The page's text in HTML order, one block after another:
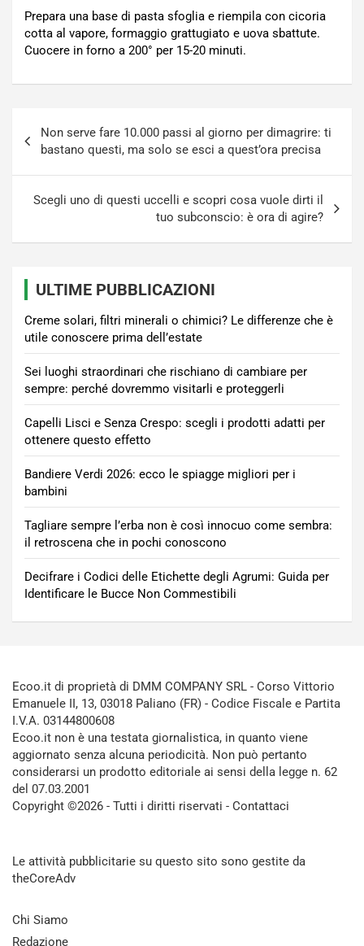
Prepara una base di pasta sfoglia e riempila con cicoria
cotta al vapore, formaggio grattugiato e uova sbattute.
Cuocere in forno a 200° per 15-20 minuti.
articoli
Non serve fare 10.000 passi al giorno per dimagrire: ti
bastano questi, ma solo se esci a quest’ora precisa
Scegli uno di questi uccelli e scopri cosa vuole dirti il
tuo subconscio: è ora di agire?
ULTIME PUBBLICAZIONI
Creme solari, filtri minerali o chimici? Le differenze che è
utile conoscere prima dell’estate
Sei luoghi straordinari che rischiano di cambiare per
sempre: perché dovremmo visitarli e proteggerli
Capelli Lisci e Senza Crespo: scegli i prodotti adatti per
ottenere questo effetto
Bandiere Verdi 2026: ecco le spiagge migliori per i
bambini
Tagliare sempre l’erba non è così innocuo come sembra:
il retroscena che in pochi conoscono
Decifrare i Codici delle Etichette degli Agrumi: Guida per
Identificare le Bucce Non Commestibili
Ecoo.it di proprietà di DMM COMPANY SRL - Corso Vittorio
Emanuele II, 13, 03018 Paliano (FR) - Codice Fiscale e Partita
I.V.A. 03144800608
Ecoo.it non è una testata giornalistica, in quanto viene
aggiornato senza alcuna periodicità. Non può pertanto
considerarsi un prodotto editoriale ai sensi della legge n. 62
del 07.03.2001
Copyright ©2026 - Tutti i diritti riservati - Contattaci
Le attività pubblicitarie su questo sito sono gestite da
theCoreAdv
Chi Siamo
Redazione